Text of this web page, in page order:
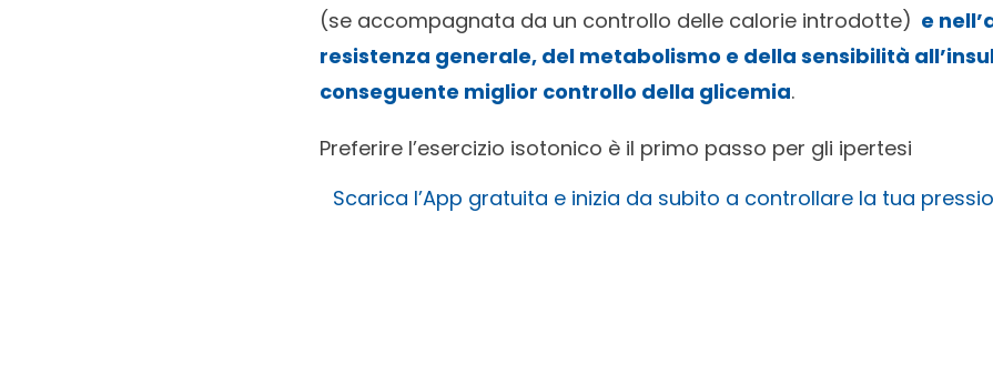
(se accompagnata da un controllo delle calorie introdotte) e
resistenza generale, del metabolismo e della sensibilità
conseguente miglior controllo della glicemia.
Preferire l’esercizio isotonico è il primo passo per gli ipertesi
Scarica l’App gratuita e inizia da subito a controllare la tua